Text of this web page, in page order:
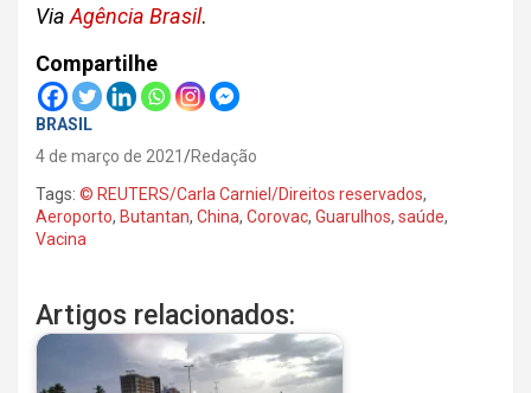
Via Agência Brasil.
Compartilhe
BRASIL
4 de março de 2021
Redação
Tags: © REUTERS/Carla Carniel/Direitos reservados,
Aeroporto, Butantan, China, Corovac, Guarulhos, saúde,
Vacina
Artigos relacionados: